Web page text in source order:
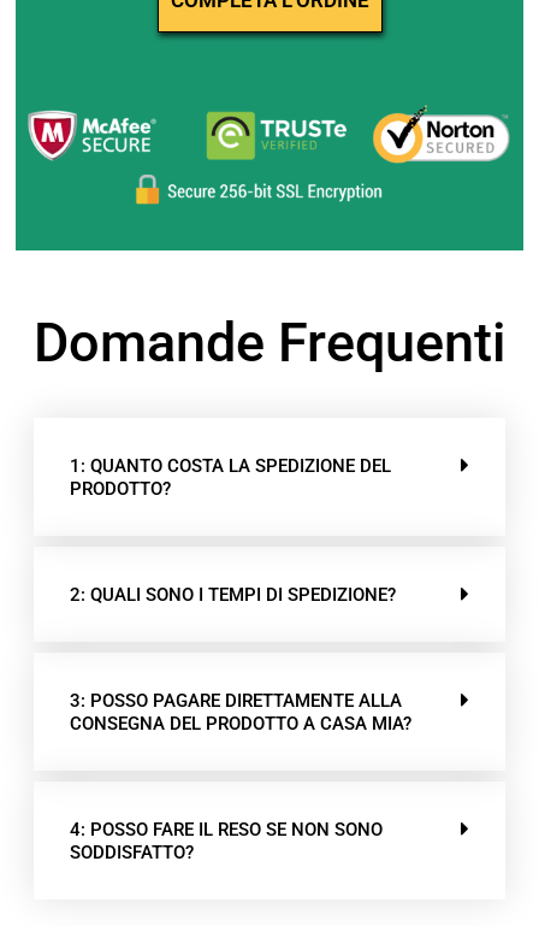
Domande Frequenti
1: QUANTO COSTA LA SPEDIZIONE DEL
PRODOTTO?
2: QUALI SONO I TEMPI DI SPEDIZIONE?
3: POSSO PAGARE DIRETTAMENTE ALLA
CONSEGNA DEL PRODOTTO A CASA MIA?
4: POSSO FARE IL RESO SE NON SONO
SODDISFATTO?